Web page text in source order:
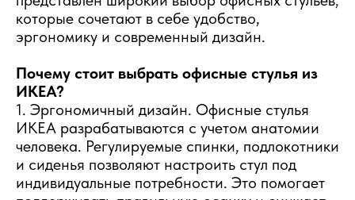
которые сочетают в себе удобство,
эргономику и современный дизайн.
Почему стоит выбрать офисные стулья из
ИКЕА?
1. Эргономичный дизайн. Офисные стулья
ИКЕА разрабатываются с учетом анатомии
человека. Регулируемые спинки, подлокотники
и сиденья позволяют настроить стул под
индивидуальные потребности. Это помогает